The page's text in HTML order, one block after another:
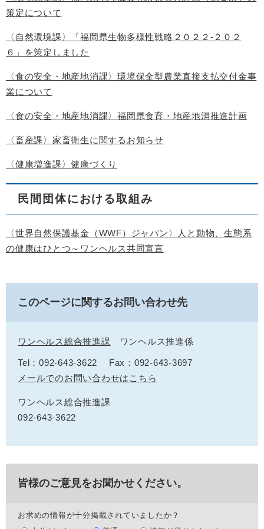
策定について
〈自然環境課〉「福岡県生物多様性戦略２０２２-２０２
６」を策定しました
〈食の安全・地産地消課〉環境保全型農業直接支払交付金事
業について
〈食の安全・地産地消課〉福岡県食育・地産地消推進計画
〈畜産課〉家畜衛生に関するお知らせ
〈健康増進課〉健康づくり
民間団体における取組み
〈世界自然保護基金（WWF）ジャパン〉人と動物、生態系
の健康はひとつ～ワンヘルス共同宣言
このページに関するお問い合わせ先
ワンヘルス総合推進課 ワンヘルス推進係
Tel：092-643-3622
Fax：092-643-3697
メールでのお問い合わせはこちら
ワンヘルス総合推進課
092-643-3622
皆様のご意見をお聞かせください。
お求めの情報が十分掲載されていましたか？